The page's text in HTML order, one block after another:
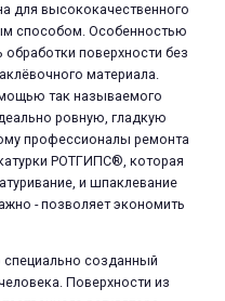
для высококачественного
способом. Особенностью
поверхности без
материала.
так называемого
ровную, гладкую
профессионалы ремонта
РОТГИПС®, которая
и шпаклевание
- позволяет экономить
специально созданный
Поверхности из